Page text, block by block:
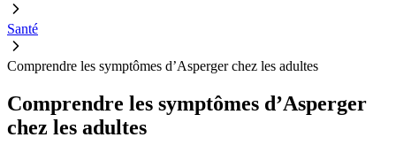
Santé
Comprendre les symptômes d’Asperger chez les adultes
Comprendre les symptômes d’Asperger
chez les adultes